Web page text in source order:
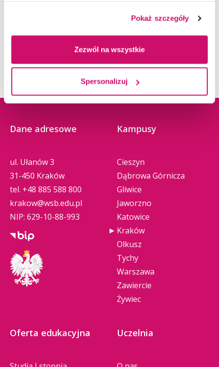
Pokaż szczegóły
Zezwól na wszystkie
Spersonalizuj
Dane adresowe
ul. Ułanów 3
31-450 Kraków
tel. +48 885 588 800
krakow@wsb.edu.pl
NIP: 629-10-88-993
Kampusy
Cieszyn
Dąbrowa Górnicza
Gliwice
Jaworzno
Katowice
Kraków
Olkusz
Tychy
Warszawa
Zawiercie
Żywiec
Oferta edukacyjna Uczelnia